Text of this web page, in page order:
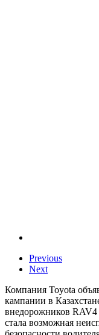
Previous
Next
Компания Toyota
кампании в
внедорожников
стала возможная